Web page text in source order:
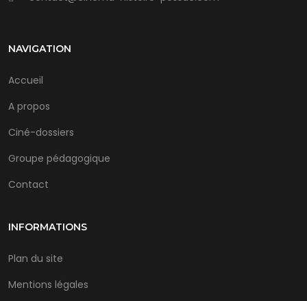
NAVIGATION
Accueil
A propos
Ciné-dossiers
Groupe pédagogique
Contact
INFORMATIONS
Plan du site
Mentions légales